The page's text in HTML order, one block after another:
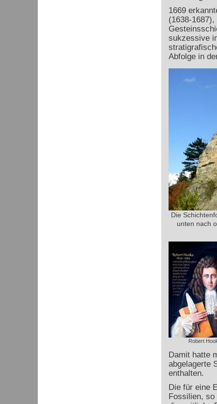
1669
(1638-
sukzessive
Abfolge in
Die
unten nach
Robert
Damit hatte
abgelagerte
enthalten.
Die für eine
Fossilien, so